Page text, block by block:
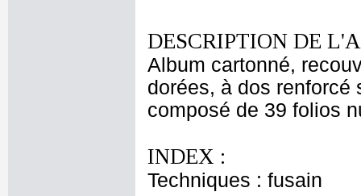
DESCRIPTION DE
Album cartonné,
dorées, à dos renforcé
composé de 39 folios
INDEX :
Techniques : fusain